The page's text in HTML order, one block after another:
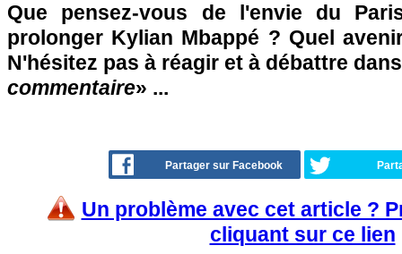
Que pensez-vous de l'envie du
prolonger Kylian Mbappé ? Quel
N'hésitez pas à réagir et à débattre
commentaire» ...
Partager sur Facebook
Un problème avec cet article ?
cliquant sur ce lien